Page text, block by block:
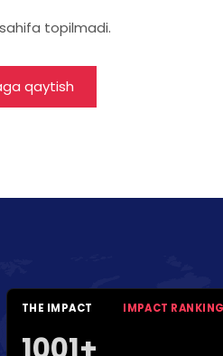
topilmadi.
qaytish
THE IMPACT IMPACT